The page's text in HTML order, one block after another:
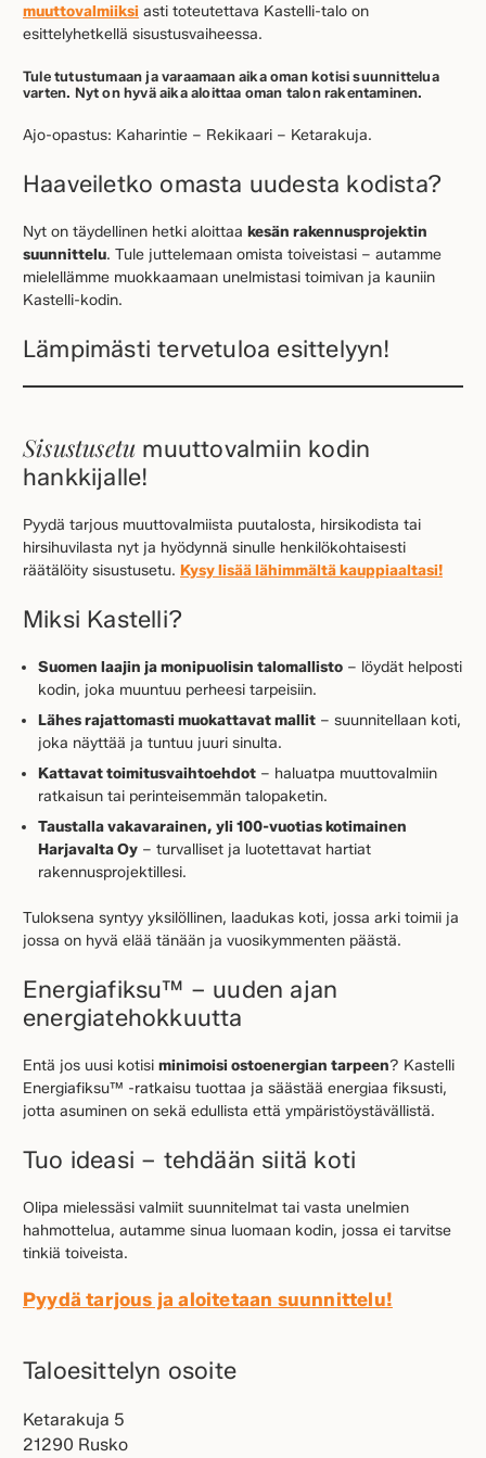
muuttovalmiiksi asti toteutettava Kastelli-talo on
esittelyhetkellä sisustusvaiheessa.
Tule tutustumaan ja varaamaan aika oman kotisi suunnittelua
varten. Nyt on hyvä aika aloittaa oman talon rakentaminen.
Ajo-opastus: Kaharintie – Rekikaari – Ketarakuja.
Haaveiletko omasta uudesta kodista?
Nyt on täydellinen hetki aloittaa kesän rakennusprojektin
suunnittelu. Tule juttelemaan omista toiveistasi – autamme
mielellämme muokkaamaan unelmistasi toimivan ja kauniin
Kastelli-kodin.
Lämpimästi tervetuloa esittelyyn!
Sisustusetu muuttovalmiin kodin
hankkijalle!
Pyydä tarjous muuttovalmiista puutalosta, hirsikodista tai
hirsihuvilasta nyt ja hyödynnä sinulle henkilökohtaisesti
räätälöity sisustusetu. Kysy lisää lähimmältä kauppiaaltasi!
Miksi Kastelli?
Suomen laajin ja monipuolisin talomallisto – löydät helposti
kodin, joka muuntuu perheesi tarpeisiin.
Lähes rajattomasti muokattavat mallit – suunnitellaan koti,
joka näyttää ja tuntuu juuri sinulta.
Kattavat toimitusvaihtoehdot – haluatpa muuttovalmiin
ratkaisun tai perinteisemmän talopaketin.
Taustalla vakavarainen, yli 100-vuotias kotimainen
Harjavalta Oy – turvalliset ja luotettavat hartiat
rakennusprojektillesi.
Tuloksena syntyy yksilöllinen, laadukas koti, jossa arki toimii ja
jossa on hyvä elää tänään ja vuosikymmenten päästä.
Energiafiksu™ – uuden ajan
energiatehokkuutta
Entä jos uusi kotisi minimoisi ostoenergian tarpeen? Kastelli
Energiafiksu™ -ratkaisu tuottaa ja säästää energiaa fiksusti,
jotta asuminen on sekä edullista että ympäristöystävällistä.
Tuo ideasi – tehdään siitä koti
Olipa mielessäsi valmiit suunnitelmat tai vasta unelmien
hahmottelua, autamme sinua luomaan kodin, jossa ei tarvitse
tinkiä toiveista.
Pyydä tarjous ja aloitetaan suunnittelu!
Taloesittelyn osoite
Ketarakuja 5
21290 Rusko